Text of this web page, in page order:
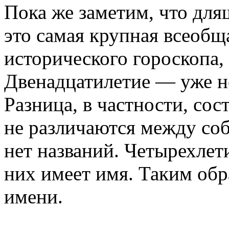
Пока же заметим, что
это самая крупная
исторического
Двенадцатилетие — уже
Разница, в частности,
не различаются между
нет названий.
них имеет имя. Таким
имени.